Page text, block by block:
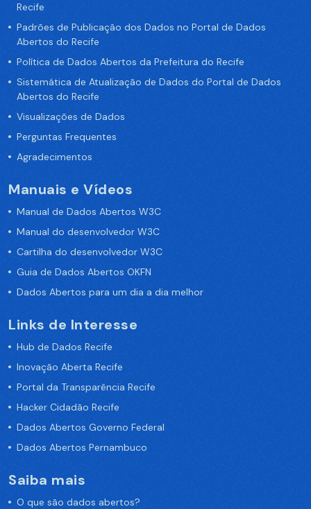
Recife
Padrões de Publicação dos Dados no Portal de Dados
Abertos do Recife
Política de Dados Abertos da Prefeitura do Recife
Sistemática de Atualização de Dados do Portal de Dados
Abertos do Recife
Visualizações de Dados
Perguntas Frequentes
Agradecimentos
Manuais e Vídeos
Manual de Dados Abertos W3C
Manual do desenvolvedor W3C
Cartilha do desenvolvedor W3C
Guia de Dados Abertos OKFN
Dados Abertos para um dia a dia melhor
Links de Interesse
Hub de Dados Recife
Inovação Aberta Recife
Portal da Transparência Recife
Hacker Cidadão Recife
Dados Abertos Governo Federal
Dados Abertos Pernambuco
Saiba mais
O que são dados abertos?